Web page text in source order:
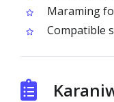
Maraming
Compatible